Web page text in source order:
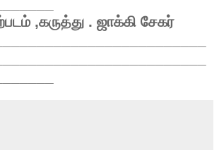
,கருத்து . ஜாக்கி சேகர்